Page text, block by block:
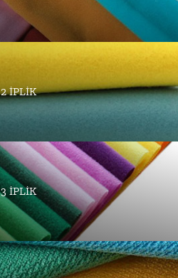
2 İPLİK
3 İPLİK